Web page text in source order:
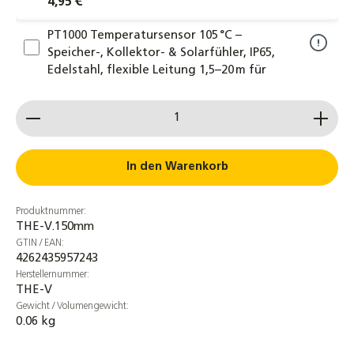
PT1000 Temperatursensor 105 °C –
Speicher-, Kollektor- & Solarfühler, IP65,
Edelstahl, flexible Leitung 1,5–20 m für
Produkt Anzahl: Gib den gewünschten Wert ein
In den Warenkorb
Produktnummer:
THE-V.150mm
GTIN / EAN:
4262435957243
Herstellernummer:
THE-V
Gewicht / Volumengewicht:
0.06 kg